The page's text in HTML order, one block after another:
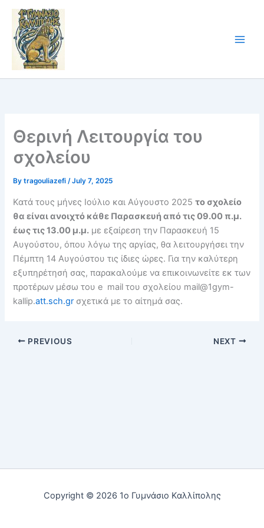
Skip
content
Θερινή Λειτουργία του
σχολείου
Bytragouliazefi/July 7, 2025
Κατά τους μήνες Ιούλιο και Αύγουστο 2025το σχολείο
θα είναι ανοιχτό κάθε Παρασκευή από τις 09.00 π.μ.
έως τις 13.00 μ.μ. με εξαίρεση την Παρασκευή 15
Αυγούστου, όπου λόγω της αργίας, θα λειτουργήσει την
Πέμπτη 14 Αυγούστου τις ίδιες ώρες. Για την καλύτερη
εξυπηρέτησή σας, παρακαλούμε να επικοινωνείτε εκ των
προτέρων μέσω του e mail του σχολείου mail@1gym-
kallip.att.sch.gr σχετικά με το αίτημά σας.
PREVIOUS NEXT
Copyright © 2026 1ο Γυμνάσιο Καλλίπολης